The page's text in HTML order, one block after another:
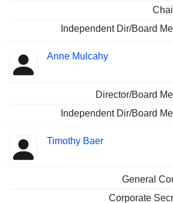
Independent Dir/Board
Anne Mulcahy
Director/Board
Independent Dir/Board
Timothy Baer
General
Corporate